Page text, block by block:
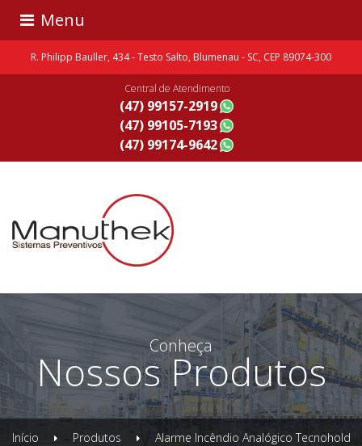
R. Philipp Bauller, 434 - Testo Salto, Blumenau - SC, CEP 89074-300
Central de Atendimento
(47) 99157-2919
(47) 99105-7193
(47) 99174-9642
Menu
Conheça
Nossos Produtos
Início Produtos
Alarme Incêndio Analógico Tecnohold